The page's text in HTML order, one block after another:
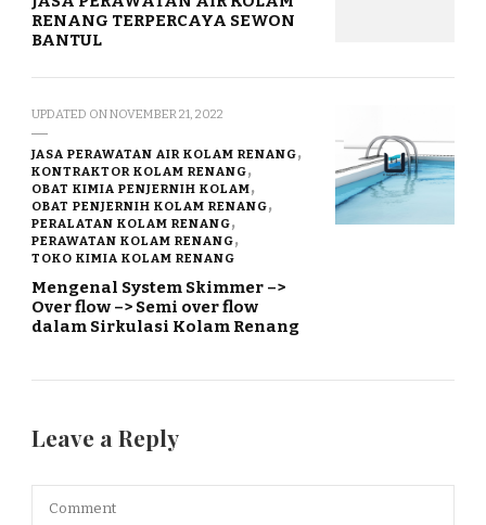
RENANG TERPERCAYA SEWON
BANTUL
UPDATED ONNOVEMBER 21, 2022
JASA PERAWATAN AIR KOLAM RENANG
KONTRAKTOR KOLAM RENANG
OBAT KIMIA PENJERNIH KOLAM
OBAT PENJERNIH KOLAM RENANG
PERALATAN KOLAM RENANG
PERAWATAN KOLAM RENANG
TOKO KIMIA KOLAM RENANG
Mengenal System Skimmer –>
Over flow –> Semi over flow
dalam Sirkulasi Kolam Renang
Leave a Reply